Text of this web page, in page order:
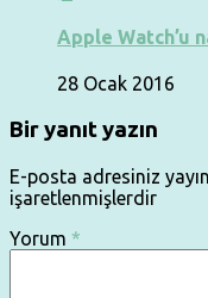
Apple Watch’u
28 Ocak 2016
Bir yanıt yazın
E-posta adresiniz
işaretlenmişlerdir
Yorum *